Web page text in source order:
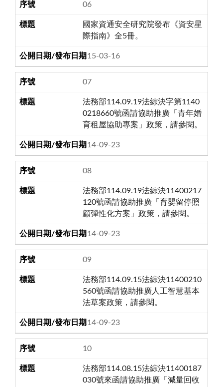
06
國家資通安全研究院發布《資安星
際指南》全5冊。
115-03-16
07
法務部114.09.19法綜決字第1140
0218660號函請協助推廣「青年婚
育租屋協助專案」政策，請參閱。
114-09-23
08
法務部114.09.19法綜決11400217
120號函請協助推廣「育嬰留停照
顧彈性化方案」政策，請參閱。
114-09-23
09
法務部114.09.15法綜決11400210
560號函請協助推廣人工智慧基本
法草案政策，請參閱。
114-09-23
10
法務部114.08.15法綜決11400187
030號來函請協助推廣「減量回收